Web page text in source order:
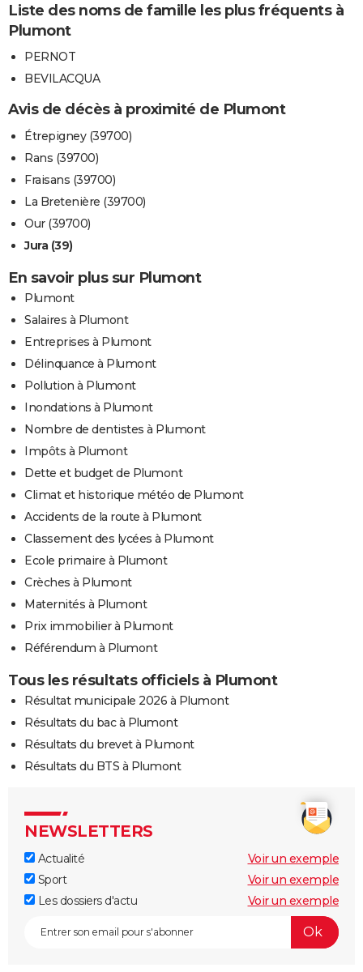
Liste des noms de famille les plus fréquents à
Plumont
PERNOT
BEVILACQUA
Avis de décès à proximité de Plumont
Étrepigney (39700)
Rans (39700)
Fraisans (39700)
La Bretenière (39700)
Our (39700)
Jura (39)
En savoir plus sur Plumont
Plumont
Salaires à Plumont
Entreprises à Plumont
Délinquance à Plumont
Pollution à Plumont
Inondations à Plumont
Nombre de dentistes à Plumont
Impôts à Plumont
Dette et budget de Plumont
Climat et historique météo de Plumont
Accidents de la route à Plumont
Classement des lycées à Plumont
Ecole primaire à Plumont
Crèches à Plumont
Maternités à Plumont
Prix immobilier à Plumont
Référendum à Plumont
Tous les résultats officiels à Plumont
Résultat municipale 2026 à Plumont
Résultats du bac à Plumont
Résultats du brevet à Plumont
Résultats du BTS à Plumont
NEWSLETTERS
Actualité
Voir un exemple
Sport
Voir un exemple
Les dossiers d'actu
Voir un exemple